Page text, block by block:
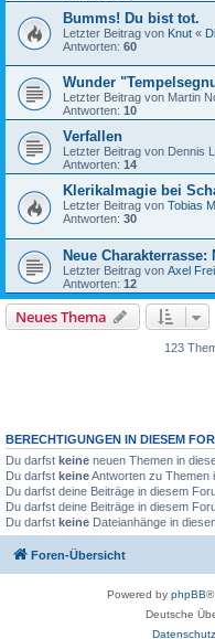
Bumms! Du bist tot.
Letzter Beitrag von Knut «
Antworten: 60
Wunder
Letzter Beitrag von Martin
Antworten: 10
Verfallen
Letzter Beitrag von Dennis
Antworten: 14
Klerikalmagie bei
Letzter Beitrag von Tobias
Antworten: 30
Neue Charakterrasse:
Letzter Beitrag von Axel
Antworten: 12
Neues Thema
123
BERECHTIGUNGEN IN DIESEM
Du darfst keine neuen Themen in
Du darfst keineAntworten zu Themen
Du darfst deine Beiträge in diesem
Du darfst deine Beiträge in diesem
Du darfst keine Dateianhänge in
Foren-Übersicht
Powered by phpBB®
Deutsche
Datenschutz